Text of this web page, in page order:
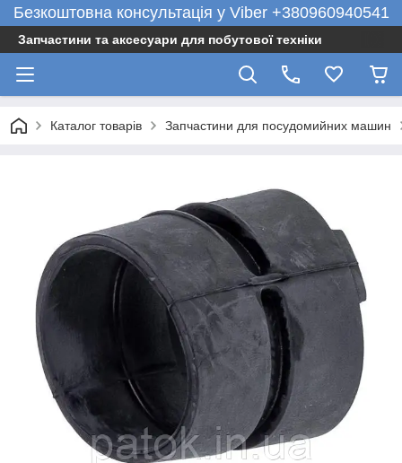
Безкоштовна консультація у Viber +380960940541
Запчастини та аксесуари для побутової техніки
Каталог товарів Запчастини для посудомийних машин